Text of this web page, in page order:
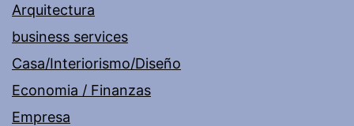
Arquitectura
business services
Casa/Interiorismo/Diseño
Economia / Finanzas
Empresa